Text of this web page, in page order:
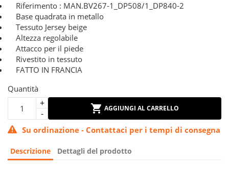
Riferimento : MAN.BV267-1_DP508/1_DP840-2
Base quadrata in metallo
Tessuto Jersey beige
Altezza regolabile
Attacco per il piede
Rivestito in tessuto
FATTO IN FRANCIA
Quantità
AGGIUNGI AL CARRELLO
Su ordinazione - Contattaci per i tempi di consegna
Descrizione Dettagli del prodotto